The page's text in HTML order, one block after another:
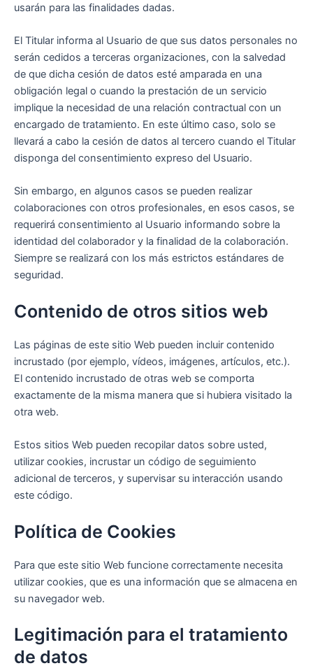
usarán para las finalidades dadas.
El Titular informa al Usuario de que sus datos personales no
serán cedidos a terceras organizaciones, con la salvedad
de que dicha cesión de datos esté amparada en una
obligación legal o cuando la prestación de un servicio
implique la necesidad de una relación contractual con un
encargado de tratamiento. En este último caso, solo se
llevará a cabo la cesión de datos al tercero cuando el Titular
disponga del consentimiento expreso del Usuario.
Sin embargo, en algunos casos se pueden realizar
colaboraciones con otros profesionales, en esos casos, se
requerirá consentimiento al Usuario informando sobre la
identidad del colaborador y la finalidad de la colaboración.
Siempre se realizará con los más estrictos estándares de
seguridad.
Contenido de otros sitios web
Las páginas de este sitio Web pueden incluir contenido
incrustado (por ejemplo, vídeos, imágenes, artículos, etc.).
El contenido incrustado de otras web se comporta
exactamente de la misma manera que si hubiera visitado la
otra web.
Estos sitios Web pueden recopilar datos sobre usted,
utilizar cookies, incrustar un código de seguimiento
adicional de terceros, y supervisar su interacción usando
este código.
Política de Cookies
Para que este sitio Web funcione correctamente necesita
utilizar cookies, que es una información que se almacena en
su navegador web.
Legitimación para el tratamiento
de datos